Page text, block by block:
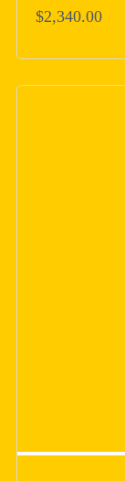
$2,340.00